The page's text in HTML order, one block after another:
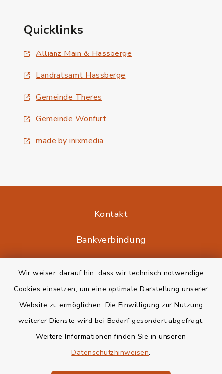
Wir weisen darauf hin, dass wir technisch notwendige
Cookies einsetzen, um eine optimale Darstellung unserer
Website zu ermöglichen. Die Einwilligung zur Nutzung
weiterer Dienste wird bei Bedarf gesondert abgefragt.
Weitere Informationen finden Sie in unseren
Datenschutzhinweisen.
Quicklinks
Allianz Main & Hassberge
Landratsamt Hassberge
Gemeinde Theres
Gemeinde Wonfurt
made by inixmedia
Kontakt
Bankverbindung
Datenschutz
Impressum
Sitemap
Cookie-Einstellungen